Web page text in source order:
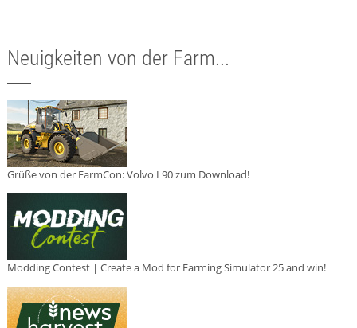
Neuigkeiten von der Farm...
Grüße von der FarmCon: Volvo L90 zum Download!
Modding Contest | Create a Mod for Farming Simulator 25 and win!